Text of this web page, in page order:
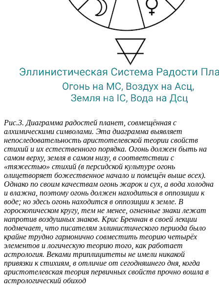
Рис.3. Диаграмма радостей планет, совмещённая с
алхимическими символами. Эта диаграмма выявляет
непоследовательность аристотелевской теории свойств
стихий и их естественного порядка. Огонь должен быть на
самом верху, земля в самом низу, в соответствии с
«тяжестью» стихий (в персидской культуре огонь
олицетворяет божественное начало и помещён выше всех).
Однако по своим качествам огонь жарок и сух, а вода холодна
и влажна, поэтому огонь должен находиться в оппозиции к
воде; но здесь огонь находится в оппозиции к земле. В
гороскопическом кругу, тем не менее, огненные знаки лежат
напротив воздушных знаков. Крис Бреннан в своей лекции
подмечает, что писателям эллинистического периода было
крайне трудно гармонично совместить теорию четырёх
элементов и логическую теорию того, как работает
астрология. Веками триплицитеты не имели никакой
привязки к стихиям, в отличие от сегодняшнего дня, когда
аристотелевская теория первичных свойств прочно вошла в
астрологический обиход